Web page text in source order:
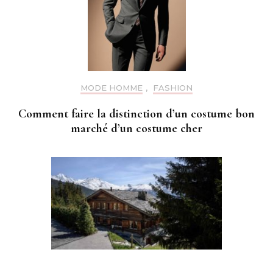
MODE HOMME , FASHION
Comment faire la distinction d’un costume bon
marché d’un costume cher